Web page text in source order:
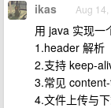
ikas Aug
用 java 实现一
1.header 解析
2.支持 keep-
3.常见
4.文件上传与